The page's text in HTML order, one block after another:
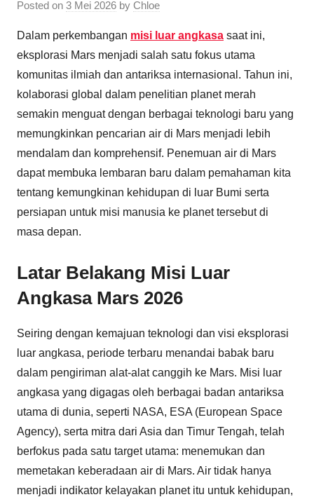
Posted on 3 Mei 2026 by Chloe
Dalam perkembangan misi luar angkasa saat ini,
eksplorasi Mars menjadi salah satu fokus utama
komunitas ilmiah dan antariksa internasional. Tahun ini,
kolaborasi global dalam penelitian planet merah
semakin menguat dengan berbagai teknologi baru yang
memungkinkan pencarian air di Mars menjadi lebih
mendalam dan komprehensif. Penemuan air di Mars
dapat membuka lembaran baru dalam pemahaman kita
tentang kemungkinan kehidupan di luar Bumi serta
persiapan untuk misi manusia ke planet tersebut di
masa depan.
Latar Belakang Misi Luar
Angkasa Mars 2026
Seiring dengan kemajuan teknologi dan visi eksplorasi
luar angkasa, periode terbaru menandai babak baru
dalam pengiriman alat-alat canggih ke Mars. Misi luar
angkasa yang digagas oleh berbagai badan antariksa
utama di dunia, seperti NASA, ESA (European Space
Agency), serta mitra dari Asia dan Timur Tengah, telah
berfokus pada satu target utama: menemukan dan
memetakan keberadaan air di Mars. Air tidak hanya
menjadi indikator kelayakan planet itu untuk kehidupan,